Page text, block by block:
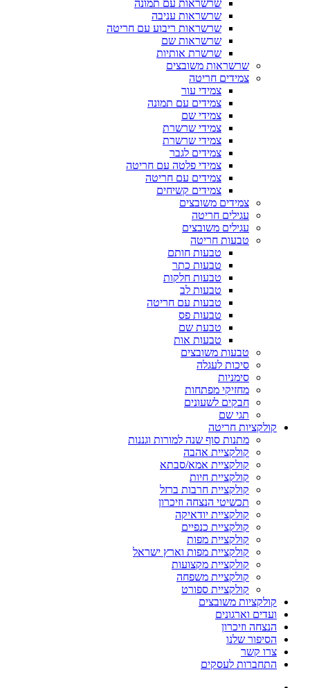
שרשראות עם תמונה
שרשראות עניבה
שרשראות ריבוע עם חריטה
שרשראות שם
שרשרת אותיות
שרשראות משובצים
צמידים חריטה
צמידי עור
צמידים עם תמונה
צמידי שם
צמידי שרשרת
צמידי שרשרת
צמידים לגבר
צמידי פלטה עם חריטה
צמידים עם חריטה
צמידים קשיחים
צמידים משובצים
עגילים חריטה
עגילים משובצים
טבעות חריטה
טבעות חותם
טבעות כתר
טבעות חלקות
טבעות לב
טבעות עם חריטה
טבעות פס
טבעת שם
טבעות אות
טבעות משובצים
סיכות לעגלה
סימניות
מחזיקי מפתחות
חבקים לשעונים
תגי שם
קולקציות חריטה
מתנות סוף שנה למורות וגננות
קולקציית אהבה
קולקציית אמא/סבתא
קולקציית חיות
קולקציית חרבות ברזל
תכשיטי הנצחה וזיכרון
קולקציית יודאיקה
קולקציית כנפיים
קולקציית מפות
קולקציית מפות וארץ ישראל
קולקציית מקצועות
קולקציית משפחה
קולקציית ספורט
קולקציות משובצים
ועדים וארגונים
הנצחה וזיכרון
הסיפור שלנו
צרו קשר
התחברות לעסקים